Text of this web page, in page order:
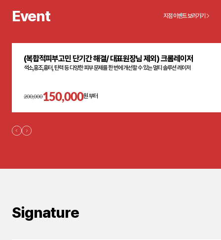
Event 지점 이벤트 보러가기
(복합적피부고민 단기간 해결/ 대표원장님 제외) 크롬레이저
색소,홍조,흉터, 탄력 등 다양한 피부 문제를 한 번에 개선할 수 있는 멀티 솔루션 레이저
200,000150,000원 부터
Signature